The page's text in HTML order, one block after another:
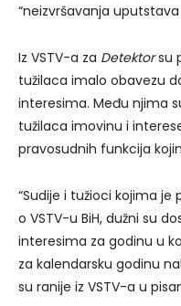
“neizvršavanja
Iz VSTV-a za Detektorsu
tužilaca imalo obavezu
interesima. Među njima
tužilaca imovinu i
pravosudnih funkcija
“Sudije i tužioci kojima
o VSTV-u BiH, dužni su
interesima za godinu u
za kalendarsku godinu
su ranije iz VSTV-a u